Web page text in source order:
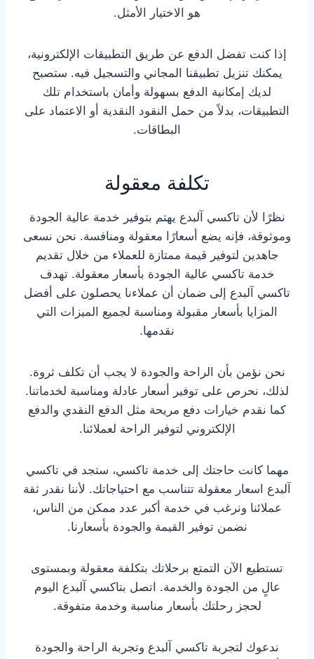
هو الاختيار الأمثل.
إذا كنت تفضل الدفع عن طريق التطبيقات الإلكترونية،
يمكنك تنزيل تطبيقنا المجاني والتسجيل فيه. ستصبح
لديك إمكانية الدفع بسهولة وأمان باستخدام تلك
التطبيقات، بدلاً من حمل النقود النقدية أو الاعتماد على
البطاقات.
تكلفة معقولة
نظرًا لأن تاكسي آلبدع يهتم بتوفير خدمة عالية الجودة
وموثوقة، فإنه يضع أسعارًا معقولة ومنافسة. نحن نسعى
جاهدين لتوفير قيمة ممتازة للعملاء من خلال تقديم
خدمة تاكسي عالية الجودة بأسعار معقولة. تهدف
تاكسي آلبدع إلى ضمان أن عملاءنا يحصلون على أفضل
المزايا بأسعار مقبولة ومناسبة لجميع الميزات التي
نقدمها.
نحن نؤمن بأن الراحة والجودة لا يجب أن تكلف ثروة.
لذلك، نحرص على توفير أسعار عادلة ومناسبة لخدماتنا.
كما نقدم خيارات دفع مريحة مثل الدفع النقدي والدفع
الإلكتروني لتوفير الراحة لعملائنا.
مهما كانت حاجتك إلى خدمة تاكسي، ستجد في تاكسي
آلبدع اسعار معقولة تتناسب مع احتياجاتك. لأننا نقدر ثقة
عملائنا ونرغب في خدمة أكبر عدد ممكن من الناس،
نضمن توفير القيمة والجودة بأسعارنا.
تستطيع الآن التمتع برحلاتك بتكلفة معقولة وبمستوى
عالٍ من الجودة والخدمة. اتصل بتاكسي آلبدع اليوم
لحجز رحلتك بأسعار مناسبة وخدمة متفوقة.
ندعوك لتجربة تاكسي آلبدع وتجربة الراحة والجودة